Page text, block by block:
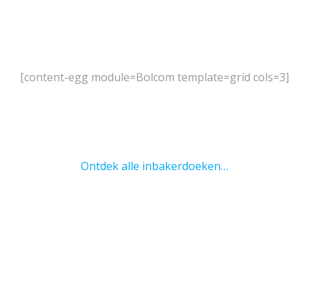
[content-egg module=Bolcom template=grid cols=3]
Ontdek alle inbakerdoeken…